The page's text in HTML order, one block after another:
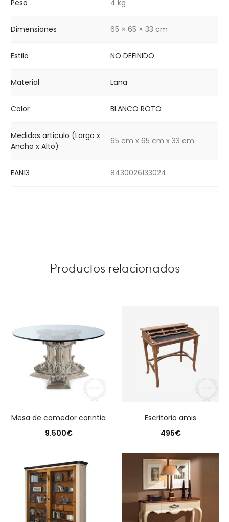
Peso 4 kg
Dimensiones 65 × 65 × 33 cm
Estilo NO DEFINIDO
Material Lana
Color BLANCO ROTO
Medidas articulo (Largo x
Ancho x Alto)
65 cm x 65 cm x 33 cm
EAN13 8430026133024
Productos relacionados
mesa de comedor corintia
9.500€
escritorio amis
495€